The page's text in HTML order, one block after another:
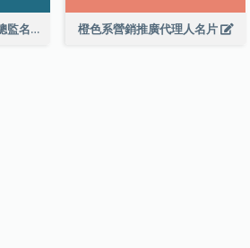
紫綠色珠寶零售店高級總監名片 橙色系營銷推廣代理人名片